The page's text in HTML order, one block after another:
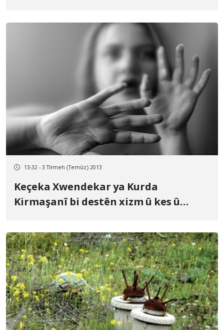
13:32 - 3 Tîrmeh (Temûz) 2013
Keçeka Xwendekar ya Kurda
Kirmaşanî bi destên xizm û kes û